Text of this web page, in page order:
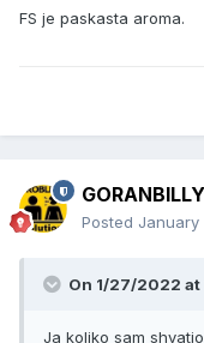
FS je paskasta aroma.
GORANBILLY
Posted January
On 1/27/2022 at
Ja koliko sam